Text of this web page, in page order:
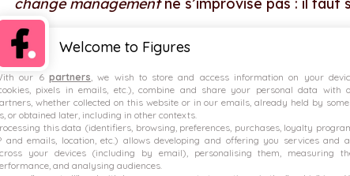
Or il y a urgence : ces évolutions auront lieu,
accompagnons pas, voire que nous ne les
contre nous.
Dans le domaine, tous les secteurs sont logés à
historiques ou scale-ups tech. Les chiffres
jeunes entreprises tech ne sont pas plus
Welcome to Figures
our 6 partners, we wish to store and access information on your
pixels in emails, etc.), combine and share your personal data with
whether collected on this website or in our emails, already held by
or obtained later, including in other contexts.
this data (identifiers, browsing, preferences, purchases, loyalty
and emails, location, etc.) allows developing and offering you services and
your devices (including by email), personalising them, measuring
and analysing audiences.